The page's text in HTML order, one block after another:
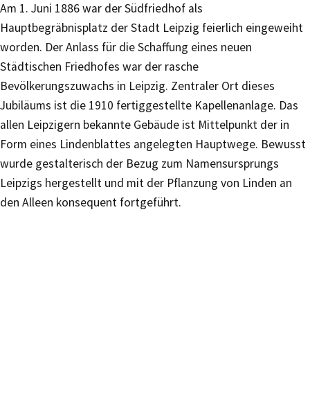
Am 1. Juni 1886 war der Südfriedhof als
Hauptbegräbnisplatz der Stadt Leipzig feierlich eingeweiht
worden. Der Anlass für die Schaffung eines neuen
Städtischen Friedhofes war der rasche
Bevölkerungszuwachs in Leipzig. Zentraler Ort dieses
Jubiläums ist die 1910 fertiggestellte Kapellenanlage. Das
allen Leipzigern bekannte Gebäude ist Mittelpunkt der in
Form eines Lindenblattes angelegten Hauptwege. Bewusst
wurde gestalterisch der Bezug zum Namensursprungs
Leipzigs hergestellt und mit der Pflanzung von Linden an
den Alleen konsequent fortgeführt.